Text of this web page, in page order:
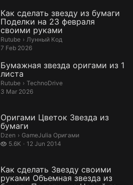
Как сделать звезду из бумаги
Поделки на 23 февраля
своими руками
Rutube › Лунный Код.
Лунный Код
7 Feb 2026
Бумажная звезда оригами из 1
листа
Rutube › TechnoDrive.
TechnoDrive
3 Mar 2026
Оригами Цветок Звезда из
бумаги
Dzen › GameJulia Оригами.
GameJulia Оригами
5.6K
5.6 thousand views
12 Jun 2014
Как сделать Звезду своими
руками Объемная звезда из